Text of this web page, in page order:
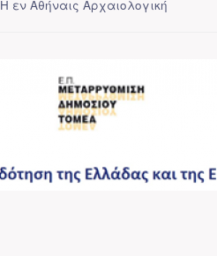
Η εν Αθήναις Αρχαιολογική